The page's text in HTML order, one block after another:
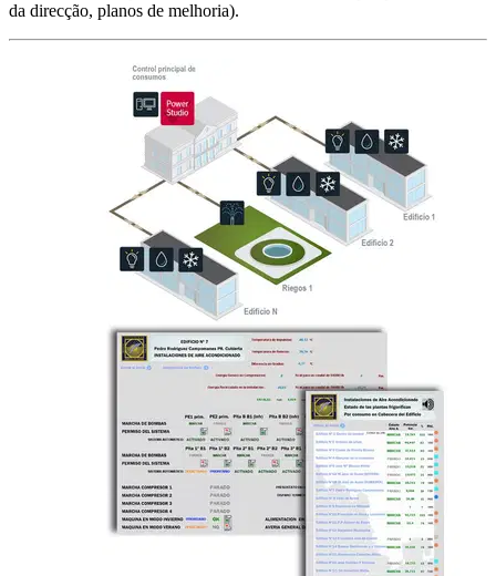
da direcção, planos de melhoria).